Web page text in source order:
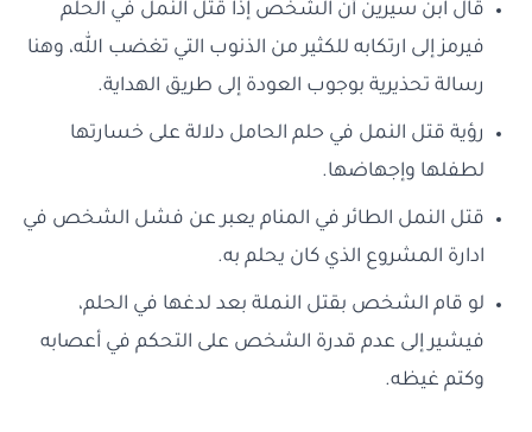
قال ابن سيرين أن الشخص إذا قتل النمل في الحلم
فيرمز إلى ارتكابه للكثير من الذنوب التي تغضب الله، وهنا
رسالة تحذيرية بوجوب العودة إلى طريق الهداية.
رؤية قتل النمل في حلم الحامل دلالة على خسارتها
لطفلها وإجهاضها.
قتل النمل الطائر في المنام يعبر عن فشل الشخص في
ادارة المشروع الذي كان يحلم به.
لو قام الشخص بقتل النملة بعد لدغها في الحلم،
فيشير إلى عدم قدرة الشخص على التحكم في أعصابه
وكتم غيظه.